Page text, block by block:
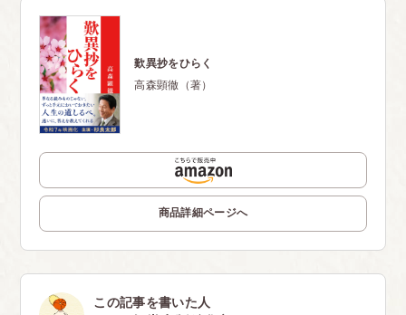
歎異抄をひらく
高森顕徹（著）
商品詳細ページへ
この記事を書いた人